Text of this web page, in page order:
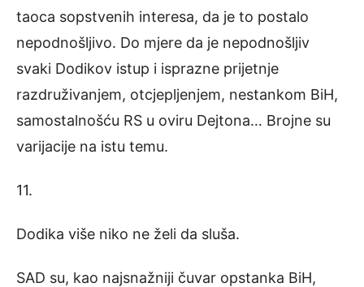
taoca sopstvenih interesa, da je to postalo
nepodnošljivo. Do mjere da je nepodnošljiv
svaki Dodikov istup i isprazne prijetnje
razdruživanjem, otcjepljenjem, nestankom BiH,
samostalnošću RS u oviru Dejtona… Brojne su
varijacije na istu temu.
11.
Dodika više niko ne želi da sluša.
SAD su, kao najsnažniji čuvar opstanka BiH,